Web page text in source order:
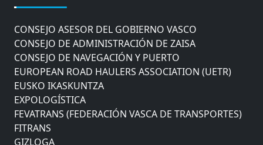
COMITÉ DE INSPECCION DE GIPUZKOA
CONSEJO ASESOR DEL GOBIERNO VASCO
CONSEJO DE ADMINISTRACIÓN DE ZAISA
CONSEJO DE NAVEGACIÓN Y PUERTO
EUROPEAN ROAD HAULERS ASSOCIATION (UETR)
EUSKO IKASKUNTZA
EXPOLOGÍSTICA
FEVATRANS (FEDERACIÓN VASCA DE TRANSPORTES)
FITRANS
GIZLOGA